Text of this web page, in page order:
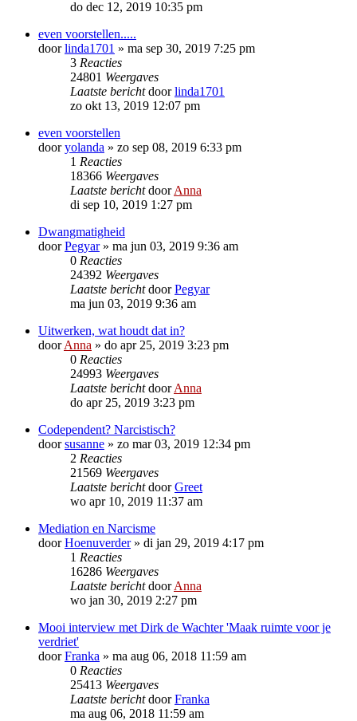
do dec 12, 2019 10:35 pm
even voorstellen.....
doorlinda1701 » ma sep 30, 2019 7:25 pm
3 Reacties
24801 Weergaves
Laatste berichtdoorlinda1701
zo okt 13, 2019 12:07 pm
even voorstellen
dooryolanda » zo sep 08, 2019 6:33 pm
1 Reacties
18366 Weergaves
Laatste berichtdoorAnna
di sep 10, 2019 1:27 pm
Dwangmatigheid
doorPegyar» ma jun 03, 2019 9:36 am
0 Reacties
24392 Weergaves
Laatste berichtdoorPegyar
ma jun 03, 2019 9:36 am
Uitwerken, wat houdt dat in?
doorAnna » do apr 25, 2019 3:23 pm
0 Reacties
24993 Weergaves
Laatste berichtdoorAnna
do apr 25, 2019 3:23 pm
Codependent? Narcistisch?
doorsusanne » zo mar 03, 2019 12:34 pm
2 Reacties
21569 Weergaves
Laatste berichtdoorGreet
wo apr 10, 2019 11:37 am
Mediation en Narcisme
doorHoenuverder» di jan 29, 2019 4:17 pm
1 Reacties
16286 Weergaves
Laatste berichtdoorAnna
wo jan 30, 2019 2:27 pm
Mooi interview met Dirk de Wachter 'Maak ruimte voor je
verdriet'
doorFranka » ma aug 06, 2018 11:59 am
0 Reacties
25413 Weergaves
Laatste berichtdoorFranka
ma aug 06, 2018 11:59 am